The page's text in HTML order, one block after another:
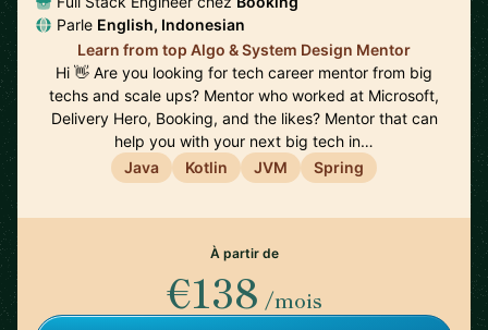
Parle English, Indonesian
Learn from top Algo & System Design Mentor
Hi 👋 Are you looking for tech career mentor from big
techs and scale ups? Mentor who worked at Microsoft,
Delivery Hero, Booking, and the likes? Mentor that can
help you with your next big tech in…
Java
Kotlin JVM Spring
À partir de
€138 /mois